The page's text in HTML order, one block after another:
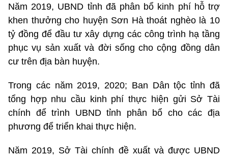
Năm 2019, UBND tỉnh đã phân bổ kinh phí hỗ trợ
khen thưởng cho huyện Sơn Hà thoát nghèo là 10
tỷ đồng để đầu tư xây dựng các công trình hạ tầng
phục vụ sản xuất và đời sống cho cộng đồng dân
cư trên địa bàn huyện.
Trong các năm 2019, 2020; Ban Dân tộc tỉnh đã
tổng hợp nhu cầu kinh phí thực hiện gửi Sở Tài
chính để trình UBND tỉnh phân bổ cho các địa
phương để triển khai thực hiện.
Năm 2019, Sở Tài chính đề xuất và được UBND